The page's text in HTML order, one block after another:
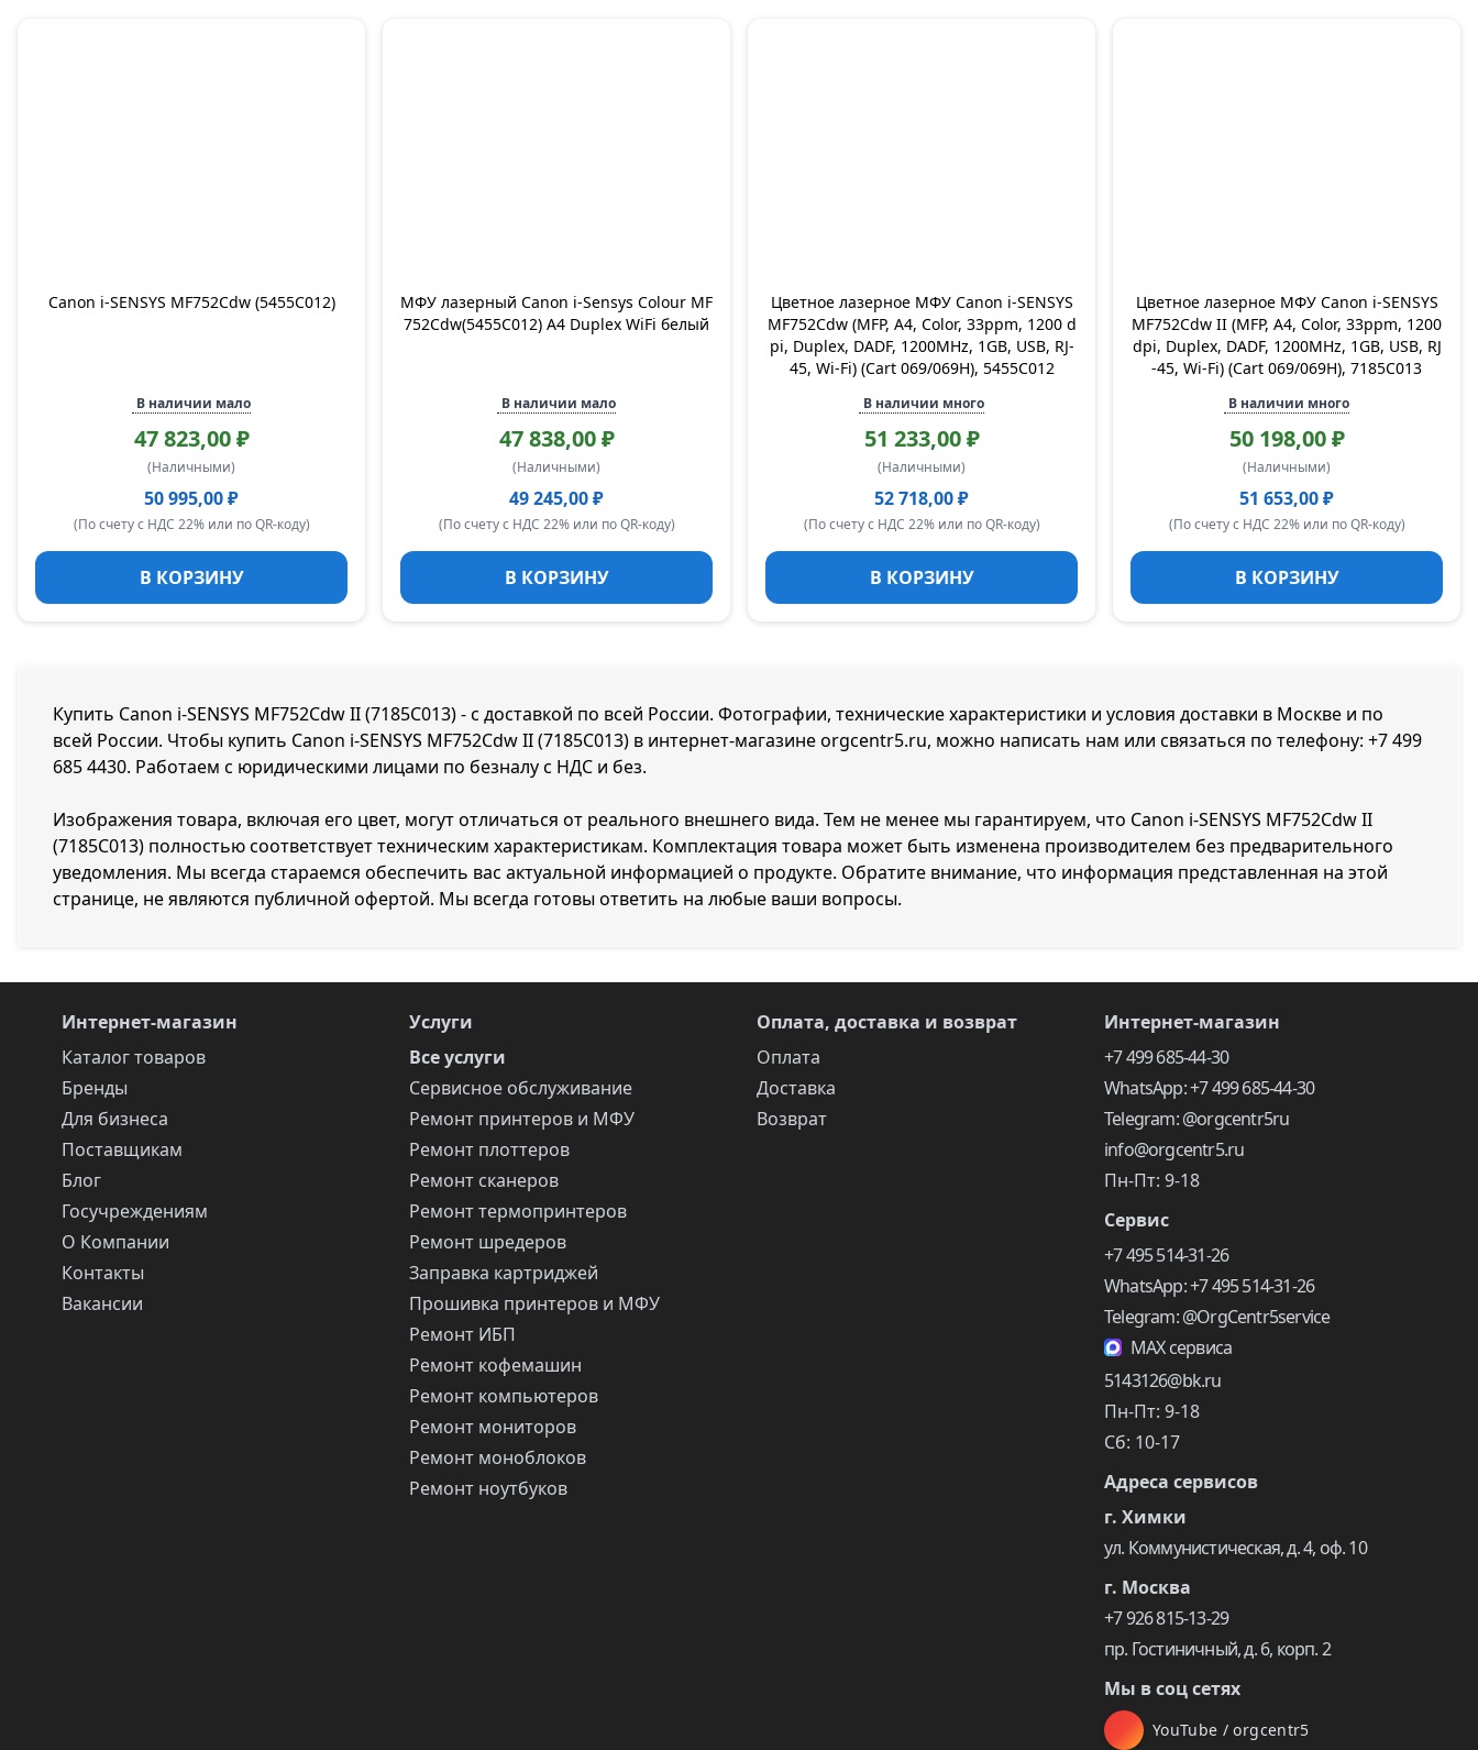
Canon i-SENSYS MF752Cdw (5455C012)
В наличии мало
47 823,00 ₽
(Наличными)
50 995,00 ₽
(По счету с НДС 22% или по QR-коду)
В КОРЗИНУ
МФУ лазерный Canon i-Sensys Colour MF
752Cdw(5455C012) A4 Duplex WiFi белый
В наличии мало
47 838,00 ₽
(Наличными)
49 245,00 ₽
(По счету с НДС 22% или по QR-коду)
В КОРЗИНУ
Цветное лазерное МФУ Canon i-SENSYS
MF752Cdw (MFP, A4, Color, 33ppm, 1200 d
pi, Duplex, DADF, 1200MHz, 1GB, USB, RJ-
45, Wi-Fi) (Cart 069/069H), 5455C012
В наличии много
51 233,00 ₽
(Наличными)
52 718,00 ₽
(По счету с НДС 22% или по QR-коду)
В КОРЗИНУ
Цветное лазерное МФУ Canon i-SENSYS
MF752Cdw II (MFP, A4, Color, 33ppm, 1200
dpi, Duplex, DADF, 1200MHz, 1GB, USB, RJ
-45, Wi-Fi) (Cart 069/069H), 7185C013
В наличии много
50 198,00 ₽
(Наличными)
51 653,00 ₽
(По счету с НДС 22% или по QR-коду)
В КОРЗИНУ
Купить Canon i-SENSYS MF752Cdw II (7185C013) - с доставкой по всей России. Фотографии, технические характеристики и условия доставки в Москве и по
всей России. Чтобы купить Canon i-SENSYS MF752Cdw II (7185C013) в интернет-магазине orgcentr5.ru, можно написать нам или связаться по телефону: +7 499
685 4430. Работаем с юридическими лицами по безналу с НДС и без.
Изображения товара, включая его цвет, могут отличаться от реального внешнего вида. Тем не менее мы гарантируем, что Canon i-SENSYS MF752Cdw II
(7185C013) полностью соответствует техническим характеристикам. Комплектация товара может быть изменена производителем без предварительного
уведомления. Мы всегда стараемся обеспечить вас актуальной информацией о продукте. Обратите внимание, что информация представленная на этой
странице, не являются публичной офертой. Мы всегда готовы ответить на любые ваши вопросы.
Интернет-магазин
Каталог товаров
Бренды
Для бизнеса
Поставщикам
Блог
Госучреждениям
О Компании
Контакты
Вакансии
Услуги
Все услуги
Сервисное обслуживание
Ремонт принтеров и МФУ
Ремонт плоттеров
Ремонт сканеров
Ремонт термопринтеров
Ремонт шредеров
Заправка картриджей
Прошивка принтеров и МФУ
Ремонт ИБП
Ремонт кофемашин
Ремонт компьютеров
Ремонт мониторов
Ремонт моноблоков
Ремонт ноутбуков
Оплата, доставка и возврат
Оплата
Доставка
Возврат
Интернет-магазин
+7 499 685-44-30
WhatsApp: +7 499 685-44-30
Telegram: @orgcentr5ru
info@orgcentr5.ru
Пн-Пт: 9-18
Сервис
+7 495 514-31-26
WhatsApp: +7 495 514-31-26
Telegram: @OrgCentr5service
MAX сервиса
5143126@bk.ru
Пн-Пт: 9-18
Сб: 10-17
Адреса сервисов
г. Химки
ул. Коммунистическая, д. 4, оф. 10
г. Москва
+7 926 815-13-29
пр. Гостиничный, д. 6, корп. 2
Мы в соц сетях
YouTube / orgcentr5